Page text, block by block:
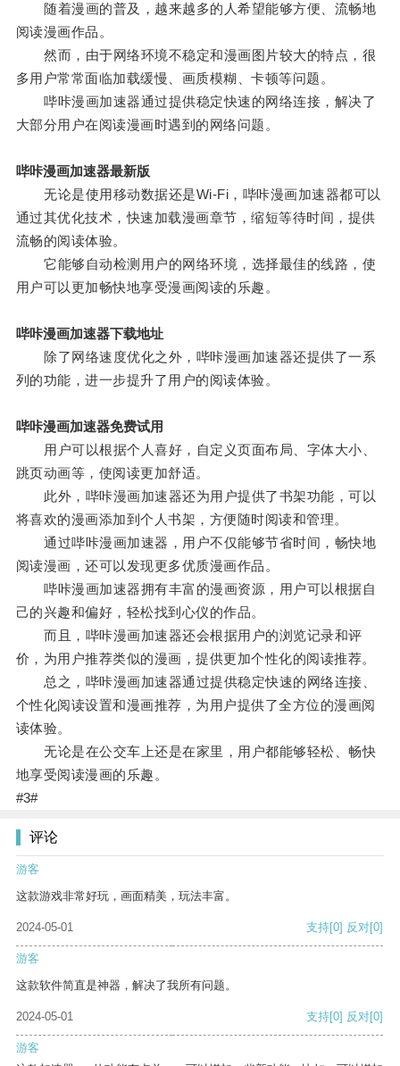
随着漫画的普及，越来越多的人希望能够方便、流畅地
阅读漫画作品。
然而，由于网络环境不稳定和漫画图片较大的特点，很
多用户常常面临加载缓慢、画质模糊、卡顿等问题。
哔咔漫画加速器通过提供稳定快速的网络连接，解决了
大部分用户在阅读漫画时遇到的网络问题。
哔咔漫画加速器最新版
无论是使用移动数据还是Wi-Fi，哔咔漫画加速器都可以
通过其优化技术，快速加载漫画章节，缩短等待时间，提供
流畅的阅读体验。
它能够自动检测用户的网络环境，选择最佳的线路，使
用户可以更加畅快地享受漫画阅读的乐趣。
哔咔漫画加速器下载地址
除了网络速度优化之外，哔咔漫画加速器还提供了一系
列的功能，进一步提升了用户的阅读体验。
哔咔漫画加速器免费试用
用户可以根据个人喜好，自定义页面布局、字体大小、
跳页动画等，使阅读更加舒适。
此外，哔咔漫画加速器还为用户提供了书架功能，可以
将喜欢的漫画添加到个人书架，方便随时阅读和管理。
通过哔咔漫画加速器，用户不仅能够节省时间，畅快地
阅读漫画，还可以发现更多优质漫画作品。
哔咔漫画加速器拥有丰富的漫画资源，用户可以根据自
己的兴趣和偏好，轻松找到心仪的作品。
而且，哔咔漫画加速器还会根据用户的浏览记录和评
价，为用户推荐类似的漫画，提供更加个性化的阅读推荐。
总之，哔咔漫画加速器通过提供稳定快速的网络连接、
个性化阅读设置和漫画推荐，为用户提供了全方位的漫画阅
读体验。
无论是在公交车上还是在家里，用户都能够轻松、畅快
地享受阅读漫画的乐趣。
#3#
评论
游客
这款游戏非常好玩，画面精美，玩法丰富。
2024-05-01 支持[0] 反对[0]
游客
这款软件简直是神器，解决了我所有问题。
2024-05-01 支持[0] 反对[0]
游客